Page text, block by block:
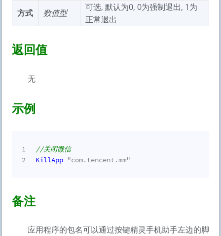
方式
数值型
可选, 默认为0, 0为强制退出, 1为
正常退出
返回值
无
示例
1
2
//关闭微信
KillApp "com.tencent.mm"
备注
应用程序的包名可以通过按键精灵手机助手左边的脚